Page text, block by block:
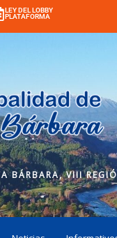
LEY DEL LOBBY
PLATAFORMA
BÁRBARA, VIII